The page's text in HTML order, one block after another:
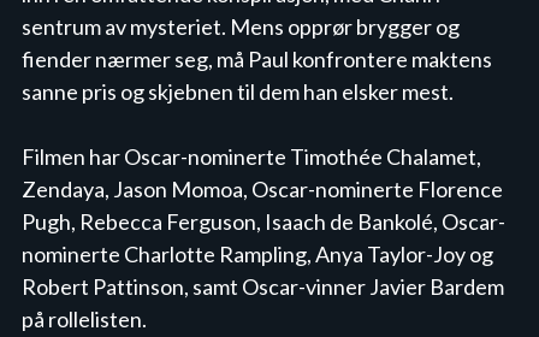
sentrum av mysteriet. Mens opprør brygger og
fiender nærmer seg, må Paul konfrontere maktens
sanne pris og skjebnen til dem han elsker mest.
Filmen har Oscar-nominerte Timothée Chalamet,
Zendaya, Jason Momoa, Oscar-nominerte Florence
Pugh, Rebecca Ferguson, Isaach de Bankolé, Oscar-
nominerte Charlotte Rampling, Anya Taylor-Joy og
Robert Pattinson, samt Oscar-vinner Javier Bardem
på rollelisten.